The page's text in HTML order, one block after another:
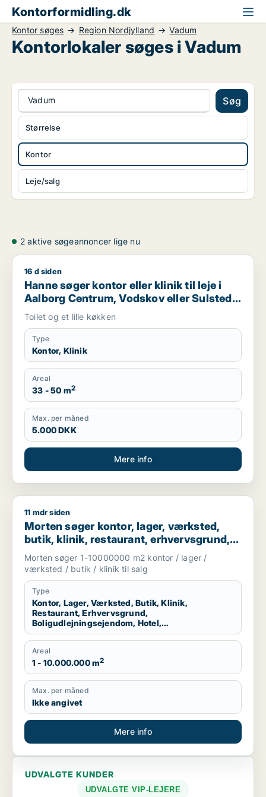
Kontorformidling.dk
Kontor søges Region Nordjylland Vadum
Kontorlokaler søges i Vadum
Vadum Søg
Kontor
Leje/salg
Størrelse
2 aktive søgeannoncer lige nu
Hanne søger kontor eller klinik til leje i Aalborg Centrum,
16 d siden
Hanne søger kontor eller klinik til leje i
Aalborg Centrum, Vodskov eller Sulsted
m.fl.
Toilet og et lille køkken
Type
Kontor, Klinik
Areal
33 - 50 m2
Max. per måned
5.000 DKK
Mere info
Morten søger kontor, lager, værksted, butik, klinik,
11 mdr siden
Morten søger kontor, lager, værksted,
butik, klinik, restaurant, erhvervsgrund,
boligudlejningsejendom, hotel eller
produktionslokaler til salg i Region
Nordjylland
Morten søger 1-10000000 m2 kontor / lager /
værksted / butik / klinik til salg
Type
Kontor, Lager, Værksted, Butik, Klinik,
Restaurant, Erhvervsgrund,
Boligudlejningsejendom, Hotel,
Produktionslokaler
Areal
1 - 10.000.000 m2
Max. per måned
Ikke angivet
Mere info
UDVALGTE KUNDER
UDVALGTE VIP-LEJERE